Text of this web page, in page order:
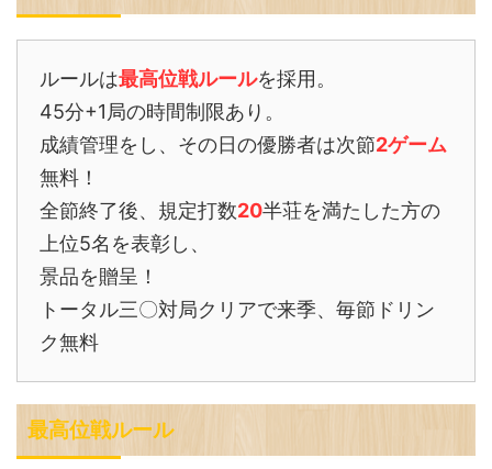
ルールは最高位戦ルールを採用。
45分+1局の時間制限あり。
成績管理をし、その日の優勝者は次節2ゲーム
無料！
全節終了後、規定打数20半荘を満たした方の
上位5名を表彰し、
景品を贈呈！
トータル三〇対局クリアで来季、毎節ドリン
ク無料
最高位戦ルール